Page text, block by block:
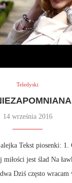
Teledyski
14 września 2016
Tekst piosenki: 1.
jest ślad Na
Dziś często